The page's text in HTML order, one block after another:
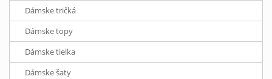
Dámske tričká
Dámske topy
Dámske tielka
Dámske šaty